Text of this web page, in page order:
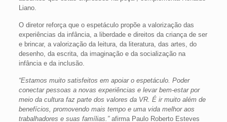
Liano.
O diretor reforça que o espetáculo propõe a valorização das
experiências da infância, a liberdade e direitos da criança de ser
e brincar, a valorização da leitura, da literatura, das artes, do
desenho, da escrita, da imaginação e da socialização na
infância e da inclusão.
“Estamos muito satisfeitos em apoiar o espetáculo. Poder
conectar pessoas a novas experiências e levar bem-estar por
meio da cultura faz parte dos valores da VR. É ir muito além de
benefícios, promovendo mais tempo e uma vida melhor aos
trabalhadores e suas famílias.” afirma Paulo Roberto Esteves